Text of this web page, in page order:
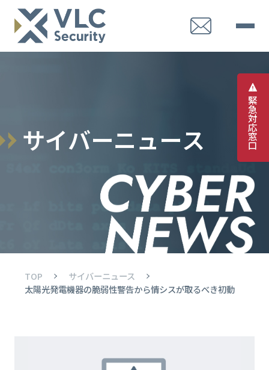
緊
急
対
応
窓
口
サイバーニュース
TOP
サイバーニュース
太陽光発電機器の脆弱性警告から情シスが取るべき初動